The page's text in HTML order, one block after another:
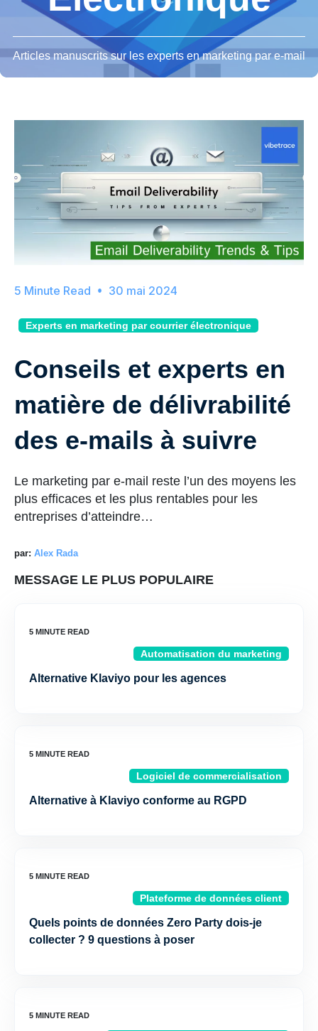
Articles manuscrits sur les experts en marketing par e-mail
30 mai 2024
Experts en marketing par courrier électronique
Conseils et experts en
matière de délivrabilité
des e-mails à suivre
Le marketing par e-mail reste l’un des moyens les
plus efficaces et les plus rentables pour les
entreprises d’atteindre…
par: Alex Rada
MESSAGE LE PLUS POPULAIRE
Automatisation du marketing
Alternative Klaviyo pour les agences
Logiciel de commercialisation
Alternative à Klaviyo conforme au RGPD
Plateforme de données client
Quels points de données Zero Party dois-je
collecter ? 9 questions à poser